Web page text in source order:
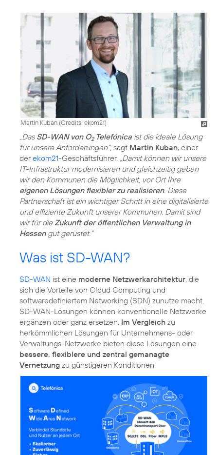
Martin Kuban (Credits: ekom21)
„Das SD-WAN von O2Telefónica ist die ideale Lösung
für unsere Anforderungen“, sagt Martin Kuban, einer
derekom21-Geschäftsführer. „Damit können wir unsere
IT-Infrastruktur modernisieren und gleichzeitig geben
wir den Kommunen die Möglichkeit, vor Ort Ihre
eigenen Lösungen flexibler zu realisieren. Diese
Partnerschaft ist ein wichtiger Schritt in eine digitalisierte
und effiziente Zukunft unserer Kommunen. Damit sind
wir für dieZukunft der öffentlichen Verwaltung in
Hessengut gerüstet.“
Was ist SD-WAN?
SD-WAN ist eine moderne Netzwerkarchitektur, die
sich die Vorteile von Cloud Computing und
softwaredefiniertem Networking (SDN) zunutze macht.
SD-WAN-Lösungen können konventionelle Netzwerke
ergänzen oder ganz ersetzen. Im Vergleich zu
herkömmlichen Lösungen für Unternehmens- oder
Verwaltungs-Netzwerke bieten diese Lösungen eine
bessere, flexiblere und zentral gemanagte
Vernetzung zu günstigeren Konditionen.